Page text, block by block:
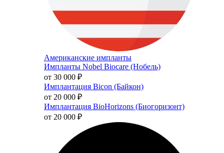
Американские импланты
Импланты Nobel Biocare (Нобель)
от 30 000 ₽
Имплантация Bicon (Байкон)
от 20 000 ₽
Имплантация BioHorizons (Биогоризонт)
от 20 000 ₽